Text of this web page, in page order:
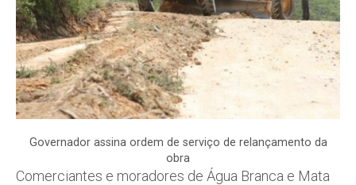
Governador assina ordem de serviço de relançamento da
obra
Comerciantes e moradores de Água Branca e Mata